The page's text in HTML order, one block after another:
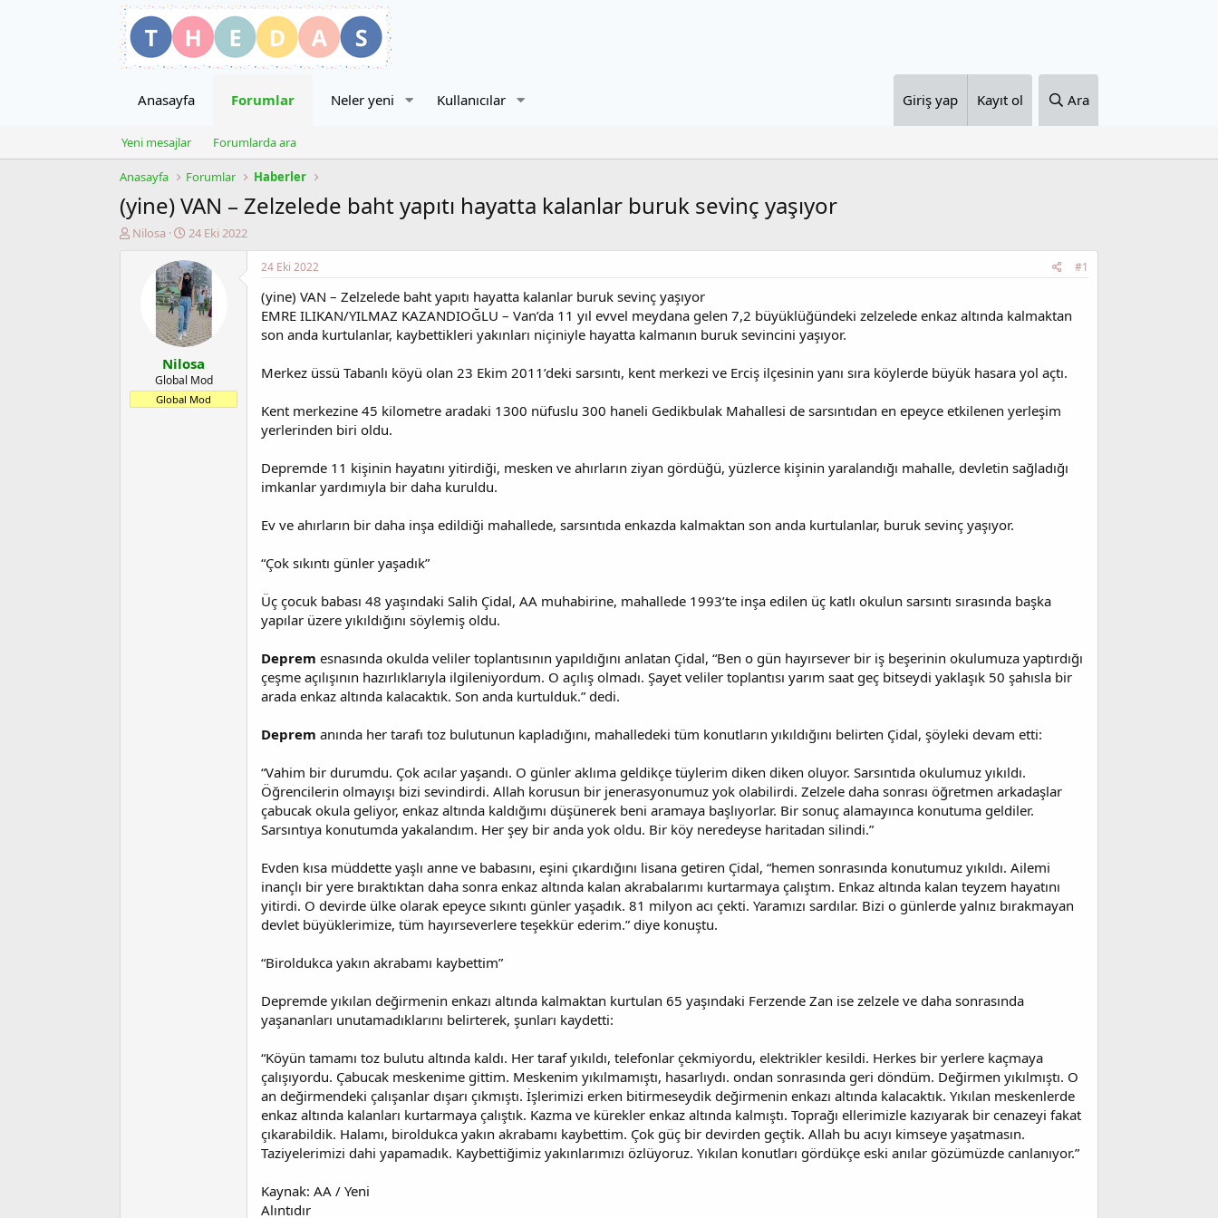
Anasayfa Forumlar Neler yeni Kullanıcılar Giriş yap Kayıt ol Ara
Yeni mesajlar Forumlarda ara
Anasayfa Forumlar Haberler
(yine) VAN – Zelzelede baht yapıtı hayatta kalanlar buruk sevinç yaşıyor
K
a
t
Nilosa
B
ş
l
a
n
g
ı
ç
t
a
r
24 Eki 2022
Nilosa
Global Mod
Global Mod
24 Eki 2022 #1
(yine) VAN – Zelzelede baht yapıtı hayatta kalanlar buruk sevinç yaşıyor
EMRE ILIKAN/YILMAZ KAZANDIOĞLU – Van’da 11 yıl evvel meydana gelen 7,2 büyüklüğündeki zelzelede enkaz altında kalmaktan
son anda kurtulanlar, kaybettikleri yakınları niçiniyle hayatta kalmanın buruk sevincini yaşıyor.
Merkez üssü Tabanlı köyü olan 23 Ekim 2011’deki sarsıntı, kent merkezi ve Erciş ilçesinin yanı sıra köylerde büyük hasara yol açtı.
Kent merkezine 45 kilometre aradaki 1300 nüfuslu 300 haneli Gedikbulak Mahallesi de sarsıntıdan en epeyce etkilenen yerleşim
yerlerinden biri oldu.
Depremde 11 kişinin hayatını yitirdiği, mesken ve ahırların ziyan gördüğü, yüzlerce kişinin yaralandığı mahalle, devletin sağladığı
imkanlar yardımıyla bir daha kuruldu.
Ev ve ahırların bir daha inşa edildiği mahallede, sarsıntıda enkazda kalmaktan son anda kurtulanlar, buruk sevinç yaşıyor.
“Çok sıkıntı günler yaşadık”
Üç çocuk babası 48 yaşındaki Salih Çidal, AA muhabirine, mahallede 1993’te inşa edilen üç katlı okulun sarsıntı sırasında başka
yapılar üzere yıkıldığını söylemiş oldu.
Deprem esnasında okulda veliler toplantısının yapıldığını anlatan Çidal, “Ben o gün hayırsever bir iş beşerinin okulumuza yaptırdığı
çeşme açılışının hazırlıklarıyla ilgileniyordum. O açılış olmadı. Şayet veliler toplantısı yarım saat geç bitseydi yaklaşık 50 şahısla bir
arada enkaz altında kalacaktık. Son anda kurtulduk.” dedi.
Deprem anında her tarafı toz bulutunun kapladığını, mahalledeki tüm konutların yıkıldığını belirten Çidal, şöyleki devam etti:
“Vahim bir durumdu. Çok acılar yaşandı. O günler aklıma geldikçe tüylerim diken diken oluyor. Sarsıntıda okulumuz yıkıldı.
Öğrencilerin olmayışı bizi sevindirdi. Allah korusun bir jenerasyonumuz yok olabilirdi. Zelzele daha sonrası öğretmen arkadaşlar
çabucak okula geliyor, enkaz altında kaldığımı düşünerek beni aramaya başlıyorlar. Bir sonuç alamayınca konutuma geldiler.
Sarsıntıya konutumda yakalandım. Her şey bir anda yok oldu. Bir köy neredeyse haritadan silindi.”
Evden kısa müddette yaşlı anne ve babasını, eşini çıkardığını lisana getiren Çidal, “hemen sonrasında konutumuz yıkıldı. Ailemi
inançlı bir yere bıraktıktan daha sonra enkaz altında kalan akrabalarımı kurtarmaya çalıştım. Enkaz altında kalan teyzem hayatını
yitirdi. O devirde ülke olarak epeyce sıkıntı günler yaşadık. 81 milyon acı çekti. Yaramızı sardılar. Bizi o günlerde yalnız bırakmayan
devlet büyüklerimize, tüm hayırseverlere teşekkür ederim.” diye konuştu.
“Biroldukca yakın akrabamı kaybettim”
Depremde yıkılan değirmenin enkazı altında kalmaktan kurtulan 65 yaşındaki Ferzende Zan ise zelzele ve daha sonrasında
yaşananları unutamadıklarını belirterek, şunları kaydetti:
“Köyün tamamı toz bulutu altında kaldı. Her taraf yıkıldı, telefonlar çekmiyordu, elektrikler kesildi. Herkes bir yerlere kaçmaya
çalışıyordu. Çabucak meskenime gittim. Meskenim yıkılmamıştı, hasarlıydı. ondan sonrasında geri döndüm. Değirmen yıkılmıştı. O
an değirmendeki çalışanlar dışarı çıkmıştı. İşlerimizi erken bitirmeseydik değirmenin enkazı altında kalacaktık. Yıkılan meskenlerde
enkaz altında kalanları kurtarmaya çalıştık. Kazma ve kürekler enkaz altında kalmıştı. Toprağı ellerimizle kazıyarak bir cenazeyi fakat
çıkarabildik. Halamı, biroldukca yakın akrabamı kaybettim. Çok güç bir devirden geçtik. Allah bu acıyı kimseye yaşatmasın.
Taziyelerimizi dahi yapamadık. Kaybettiğimiz yakınlarımızı özlüyoruz. Yıkılan konutları gördükçe eski anılar gözümüzde canlanıyor.”
Kaynak: AA / Yeni
Alıntıdır